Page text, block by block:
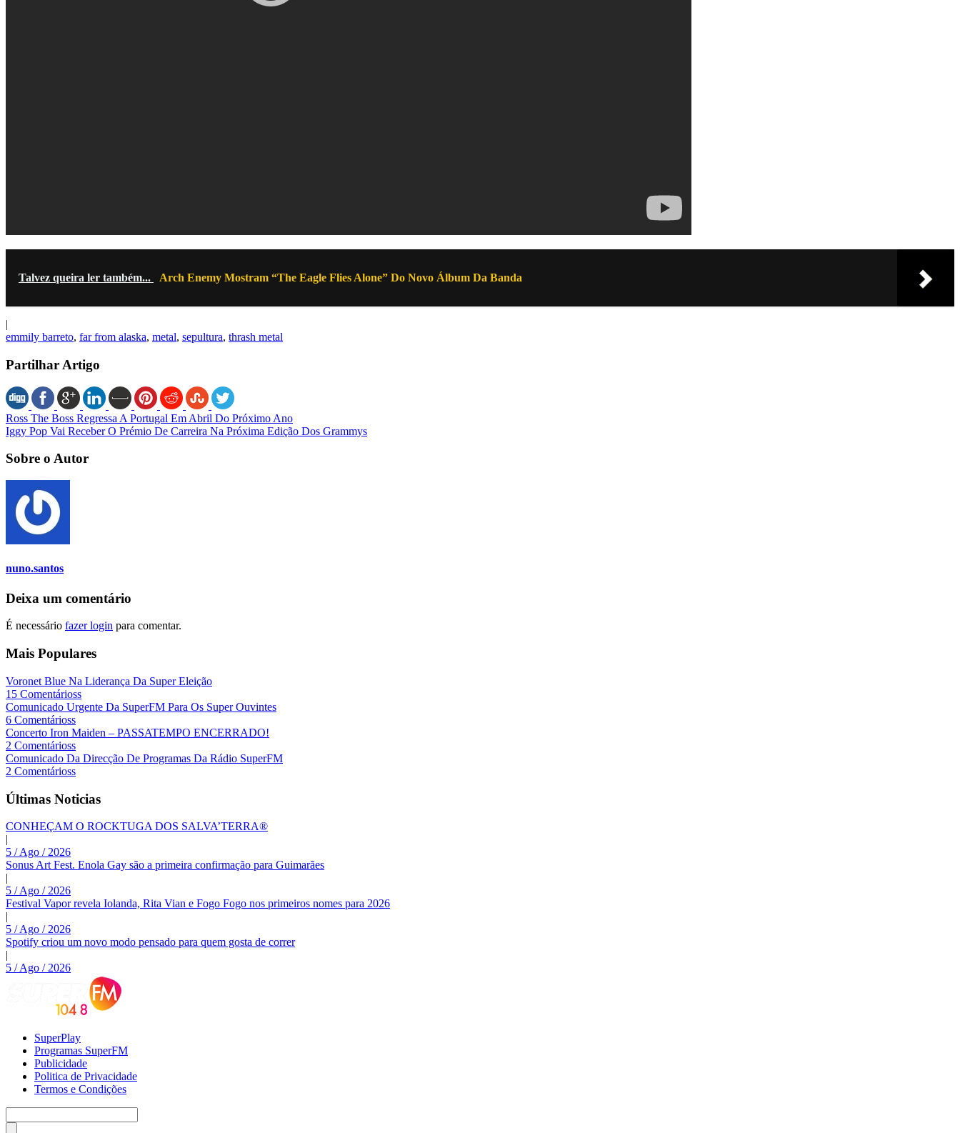
Talvez queira ler também... Arch Enemy Mostram “The Eagle Flies Alone” Do Novo Álbum Da Banda
|
emmily barreto, far from alaska, metal, sepultura, thrash metal
Partilhar Artigo
Ross The Boss Regressa A Portugal Em Abril Do Próximo Ano
Iggy Pop Vai Receber O Prémio De Carreira Na Próxima Edição Dos Grammys
Sobre o Autor
nuno.santos
Deixa um comentário
É necessário fazer login para comentar.
Mais Populares
Voronet Blue Na Liderança Da Super Eleição
15 Comentárioss
Comunicado Urgente Da SuperFM Para Os Super Ouvintes
6 Comentárioss
Concerto Iron Maiden – PASSATEMPO ENCERRADO!
2 Comentárioss
Comunicado Da Direcção De Programas Da Rádio SuperFM
2 Comentárioss
Últimas Noticias
CONHEÇAM O ROCKTUGA DOS SALVA’TERRA®
|
5 / Ago / 2026
Sonus Art Fest. Enola Gay são a primeira confirmação para Guimarães
|
5 / Ago / 2026
Festival Vapor revela Iolanda, Rita Vian e Fogo Fogo nos primeiros nomes para 2026
|
5 / Ago / 2026
Spotify criou um novo modo pensado para quem gosta de correr
|
5 / Ago / 2026
SuperPlay
Programas SuperFM
Publicidade
Politica de Privacidade
Termos e Condições